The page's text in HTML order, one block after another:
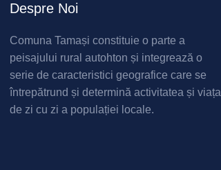
Despre Noi
Comuna Tamași constituie o parte a
peisajului rural autohton și integrează o
serie de caracteristici geografice care se
întrepătrund și determină activitatea și viața
de zi cu zi a populației locale.